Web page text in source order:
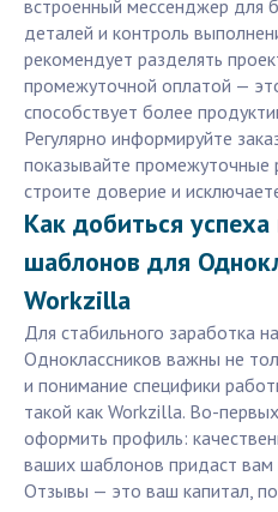
встроенный мессенджер для
деталей и контроль
рекомендует разделять
промежуточной оплатой —
способствует более
Регулярно информируйте
показывайте промежуточные
строите доверие и
Как добиться успеха
шаблонов для
Workzilla
Для стабильного заработка
Одноклассников важны не
и понимание специфики
такой как Workzilla. Во-
оформить профиль:
ваших шаблонов придаст вам
Отзывы — это ваш капитал,